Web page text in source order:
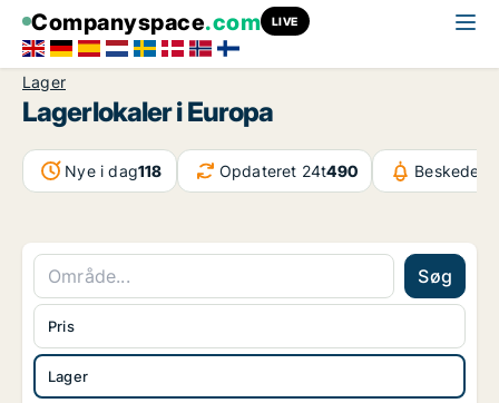
Companyspace.com LIVE
Lager
Lagerlokaler i Europa
Nye i dag118 Opdateret 24t490 Beskeder i
Søg
Lager
Pris